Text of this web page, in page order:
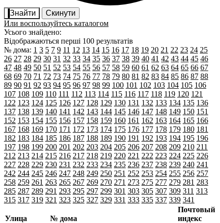
Знайти
Скинути
Или воспользуйтесь каталогом
Усього знайдено:
Відображаються перші 100 результатів
№ дома: 1 3 5 7 9 11 12 13 14 15 16 17 18 19 20 21 22 23 24 25
26 27 28 29 30 31 32 33 34 35 36 37 38 39 40 41 42 43 44 45 46
47 48 49 50 51 52 53 54 55 56 57 58 59 60 61 62 63 64 65 66 67
68 69 70 71 72 73 74 75 76 77 78 79 80 81 82 83 84 85 86 87 88
89 90 91 92 93 94 95 96 97 98 99 100 101 102 103 104 105 106
107 108 109 110 111 112 113 114 115 116 117 118 119 120 121
122 123 124 125 126 127 128 129 130 131 132 133 134 135 136
137 138 139 140 141 142 143 144 145 146 147 148 149 150 151
152 153 154 155 156 157 158 159 160 161 162 163 164 165 166
167 168 169 170 171 172 173 174 175 176 177 178 179 180 181
182 183 184 185 186 187 188 189 190 191 192 193 194 195 196
197 198 199 200 201 202 203 204 205 206 207 208 209 210 211
212 213 214 215 216 217 218 219 220 221 222 223 224 225 226
227 228 229 230 231 232 233 234 235 236 237 238 239 240 241
242 244 245 246 247 248 249 250 251 252 253 254 255 256 257
258 259 261 263 265 267 269 270 271 273 275 277 279 281 283
285 287 289 291 293 295 297 299 301 303 305 307 309 311 313
315 317 319 321 323 325 327 329 331 333 335 337 339 341
Улица № дома
Почтовый
индекс